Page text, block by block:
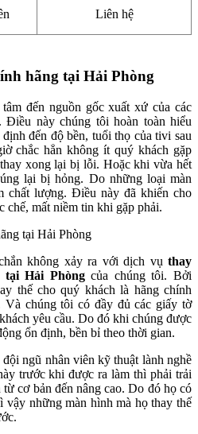
Liên hệ
hãng tại Hải Phòng
đến nguồn gốc xuất xứ của các
này chúng tôi hoàn toàn hiểu
đến độ bền, tuổi thọ của tivi sau
chắc hẳn không ít quý khách gặp
xong lại bị lỗi. Hoặc khi vừa hết
lại bị hỏng. Do những loại màn
chất lượng. Điều này đã khiến cho
mất niềm tin khi gặp phải.
không xảy ra với dịch vụ thay
Hải Phòngcủa chúng tôi. Bởi
thế cho quý khách là hãng chính
chúng tôi có đầy đủ các giấy tờ
yêu cầu. Do đó khi chúng được
ổn định, bền bỉ theo thời gian.
ngũ nhân viên kỹ thuật lành nghề
trước khi được ra làm thì phải trải
cơ bản đến nâng cao. Do đó họ có
những màn hình mà họ thay thế